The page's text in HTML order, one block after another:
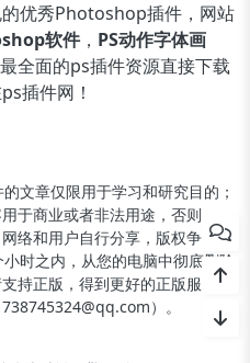
优秀Photoshop插件，网站
软件， PS动作字体画
最全面的ps插件资源直接下载
插件网！
文章仅限用于学习和研究目的；
于商业或者非法用途，否则，一
络和用户自行分享，版权争议与
时之内，从您的电脑中彻底删除
持正版，得到更好的正版服务。
）。